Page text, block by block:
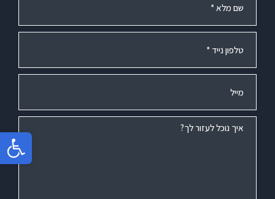
פתח